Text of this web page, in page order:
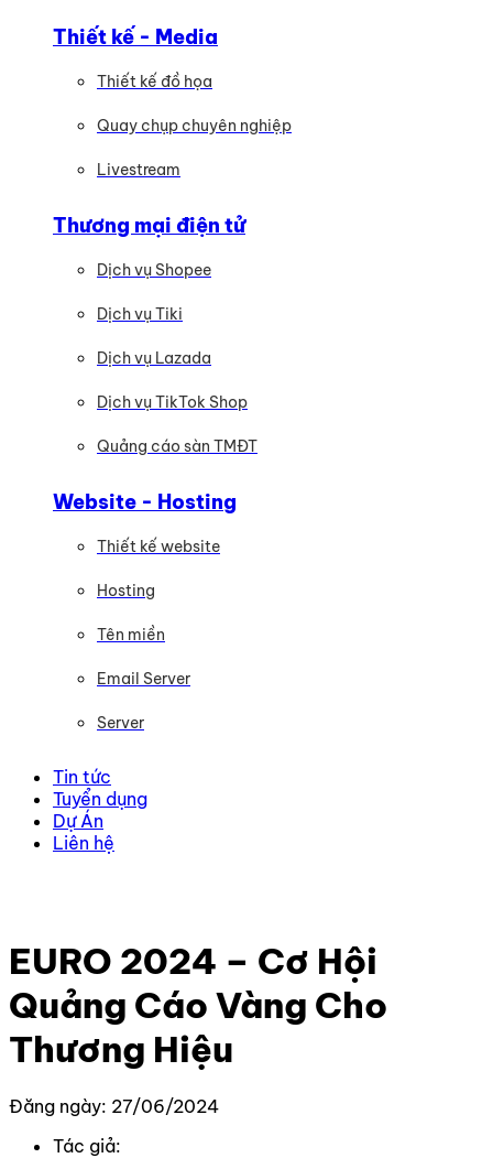
Thiết kế - Media
Thiết kế đồ họa
Quay chụp chuyên nghiệp
Livestream
Thương mại điện tử
Dịch vụ Shopee
Dịch vụ Tiki
Dịch vụ Lazada
Dịch vụ TikTok Shop
Quảng cáo sàn TMĐT
Website - Hosting
Thiết kế website
Hosting
Tên miền
Email Server
Server
Tin tức
Tuyển dụng
Dự Án
Liên hệ
EURO 2024 – Cơ Hội
Quảng Cáo Vàng Cho
Thương Hiệu
Đăng ngày: 27/06/2024
Tác giả: